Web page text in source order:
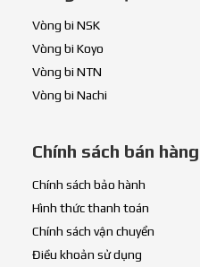
Vòng bi NSK
Vòng bi Koyo
Vòng bi NTN
Vòng bi Nachi
Chính sách bán hàng
Chính sách bảo hành
Hình thức thanh toán
Chính sách vận chuyển
Điều khoản sử dụng